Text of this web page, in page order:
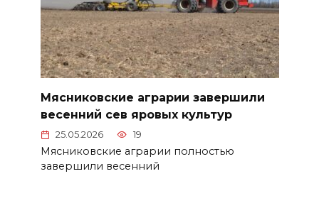
Мясниковские аграрии завершили
весен­ний сев яровых культур
25.05.2026 19
Мясниковские аграрии полностью
завершили весен­ний